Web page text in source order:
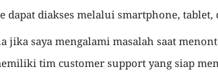
dapat diakses melalui smartphone, tablet,
jika saya mengalami masalah saat
tim customer support yang siap